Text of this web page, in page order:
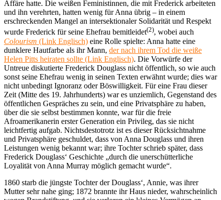
Affäre hatte. Die weißen Feministinnen, die mit Frederick arbeiteten
und ihn verehrten, hatten wenig für Anna übrig – in einem
erschreckenden Mangel an intersektionaler Solidarität und Respekt
wurde Frederick für seine Ehefrau bemitleidet(2), wobei auch
Colourism (Link Englisch) eine Rolle spielte: Anna hatte eine
dunklere Hautfarbe als ihr Mann, der nach ihrem Tod die weiße
Helen Pitts heiraten sollte (Link Englisch). Die Vorwürfe der
Untreue diskutierte Frederick Douglass nicht öffentlich, so wie auch
sonst seine Ehefrau wenig in seinen Texten erwähnt wurde; dies war
nicht unbedingt Ignoranz oder Böswilligkeit. Für eine Frau dieser
Zeit (Mitte des 19. Jahrhunderts) war es unziemlich, Gegenstand des
öffentlichen Gespräches zu sein, und eine Privatsphäre zu haben,
über die sie selbst bestimmen konnte, war für die freie
Afroamerikanerin erster Generation ein Privileg, das sie nicht
leichtfertig aufgab. Nichtsdestotrotz ist es dieser Rücksichtnahme
und Privatsphäre geschuldet, dass von Anna Douglass und ihren
Leistungen wenig bekannt war; ihre Tochter schrieb später, dass
Frederick Douglass‘ Geschichte „durch die unerschütterliche
Loyalität von Anna Murray möglich gemacht wurde“.
1860 starb die jüngste Tochter der Douglass‘, Annie, was ihrer
Mutter sehr nahe ging; 1872 brannte ihr Haus nieder, wahrscheinlich